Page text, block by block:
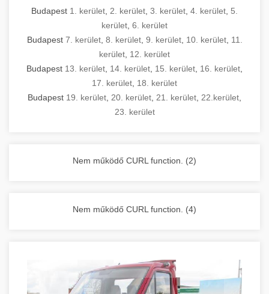
kereskedelmi mosogatógép és tisztítóberendezések
Sajtreszelő gépek szakmai választéka -
chef-iparikonyhagepek.hu
kereskedelmi sajtreszelő és aprítógépek
kiegészítő eszközökig mindent egy helyen
megtalál. Szakértő tanácsadóink segítenek a
megfelelő berendezések kiválasztásában, a
konyha optimális elrendezésének
megtervezésében, valamint a telepítés és az
üzembe helyezés koordinálásában. Hosszú távú
garancia, gyors szerviz és folyamatos műszaki
támogatás biztosítja az Ön nyugalmát és
Nagykonyhai berendezések komplett
Budapest 1. kerület 2. kerület 3. kerület 4. kerület 5.
kerület 6. kerület
Budapest 7. kerület, 8. kerület, 9. kerület, 10. kerület, 11.
kerület 12. kerület
Budapest 13. kerület 14. kerület 15. kerület 16. kerület
17. kerület 18. kerület
Budapest 19. kerület 20. kerület 21. kerület 22.kerület
23. kerület
Nem működő CURL function. (2)
Nem működő CURL function. (4)